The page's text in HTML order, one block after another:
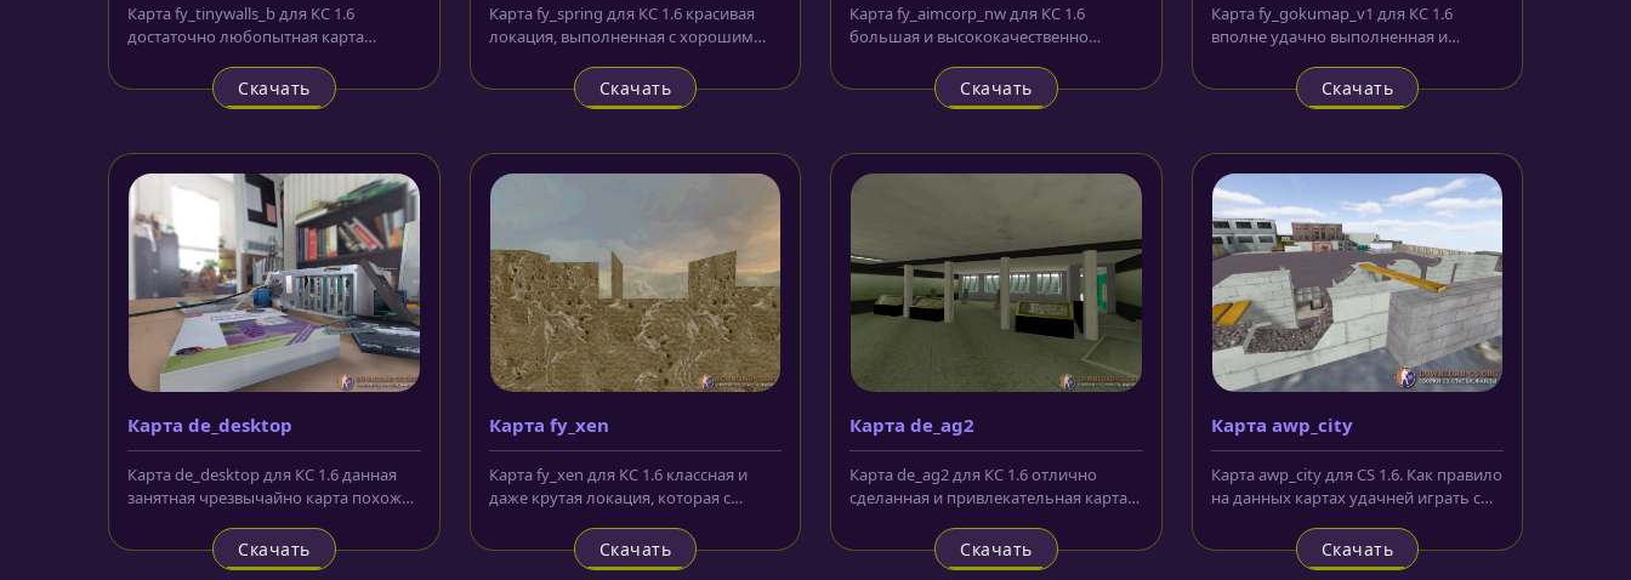
Карта fy_tinywalls_b для КС 1.6
достаточно любопытная карта
ожесточенного...Скачать
Карта fy_spring для КС 1.6 красивая
локация, выполненная с хорошим
Скачать
Карта fy_aimcorp_nw для КС 1.6
большая и высококачественно
собственными...Скачать
Карта fy_gokumap_v1 для КС 1.6
вполне удачно выполненная и
которая...
Скачать
Карта de_desktop
Карта de_desktop для КС 1.6 данная
занятная чрезвычайно карта похожа
Скачать
Карта fy_xen
Карта fy_xen для КС 1.6 классная и
даже крутая локация, которая с
Скачать
Карта de_ag2
Карта de_ag2 для КС 1.6 отлично
сделанная и привлекательная карта,
Скачать
Карта awp_city
Карта awp_city для CS 1.6. Как правило
на данных картах удачней играть с
Скачать